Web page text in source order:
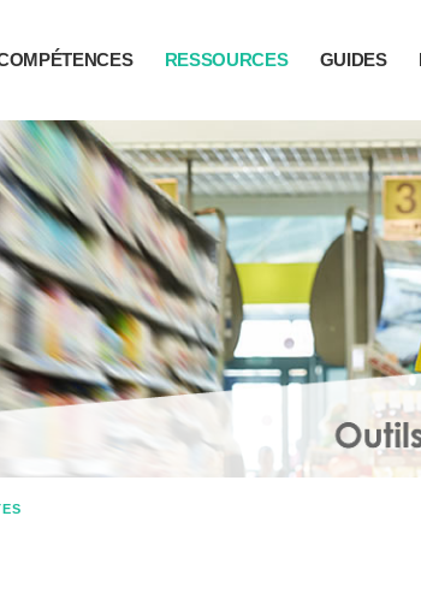
RESSOURCES GUIDES